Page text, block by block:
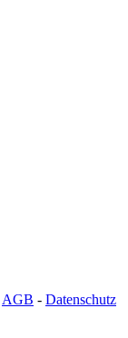
AGB - Datenschutz